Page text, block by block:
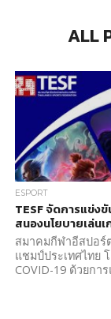
ALL
ESPORT
TESF จัดการแข่ง
สนองนโยบายเล่น
สมาคมกีฬาอีสปอร์
แชมป์ประเทศไทย
COVID-19 ด้วยก